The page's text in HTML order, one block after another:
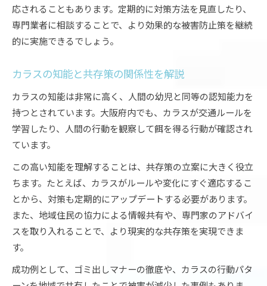
応されることもあります。定期的に対策方法を見直したり、
専門業者に相談することで、より効果的な被害防止策を継続
的に実施できるでしょう。
カラスの知能と共存策の関係性を解説
カラスの知能は非常に高く、人間の幼児と同等の認知能力を
持つとされています。大阪府内でも、カラスが交通ルールを
学習したり、人間の行動を観察して餌を得る行動が確認され
ています。
この高い知能を理解することは、共存策の立案に大きく役立
ちます。たとえば、カラスがルールや変化にすぐ適応するこ
とから、対策も定期的にアップデートする必要があります。
また、地域住民の協力による情報共有や、専門家のアドバイ
スを取り入れることで、より現実的な共存策を実現できま
す。
成功例として、ゴミ出しマナーの徹底や、カラスの行動パタ